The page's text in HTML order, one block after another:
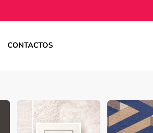
CONTACTOS